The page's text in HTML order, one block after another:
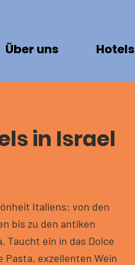
Über uns Hotels
in Israel
Italiens: von den
bis zu den antiken
Taucht ein in das Dolce
exzellenten Wein